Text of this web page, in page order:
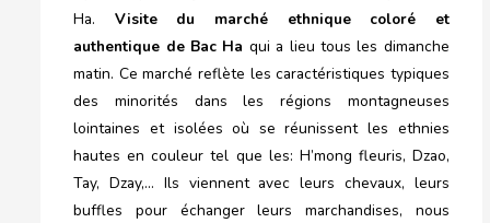
Ha. Visite du marché ethnique coloré et
authentique de Bac Ha qui a lieu tous les dimanche
matin. Ce marché reflète les caractéristiques typiques
des minorités dans les régions montagneuses
lointaines et isolées où se réunissent les ethnies
hautes en couleur tel que les: H’mong fleuris, Dzao,
Tay, Dzay,… Ils viennent avec leurs chevaux, leurs
buffles pour échanger leurs marchandises, nous